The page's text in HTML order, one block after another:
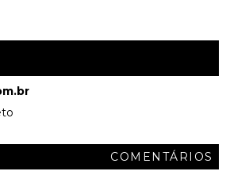
COMENTÁRIOS